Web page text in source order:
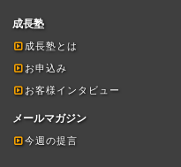
成長塾
成長塾とは
お申込み
お客様インタビュー
メールマガジン
今週の提言